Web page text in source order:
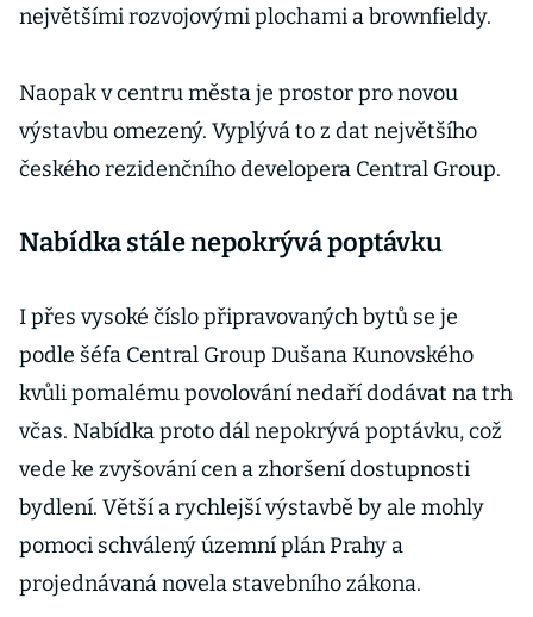
největšími rozvojovými plochami a brownfieldy.
Naopak v centru města je prostor pro novou
výstavbu omezený. Vyplývá to z dat největšího
českého rezidenčního developera Central Group.
Nabídka stále nepokrývá poptávku
I přes vysoké číslo připravovaných bytů se je
podle šéfa Central Group Dušana Kunovského
kvůli pomalému povolování nedaří dodávat na trh
včas. Nabídka proto dál nepokrývá poptávku, což
vede ke zvyšování cen a zhoršení dostupnosti
bydlení. Větší a rychlejší výstavbě by ale mohly
pomoci schválený územní plán Prahy a
projednávaná novela stavebního zákona.